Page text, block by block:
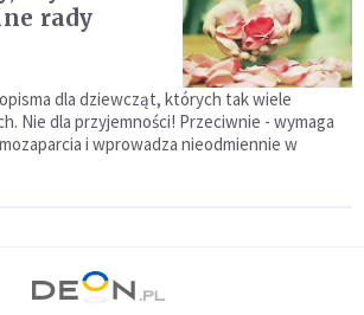
rady
dla dziewcząt, których tak wiele
Nie dla przyjemności! Przeciwnie - wymaga
i wprowadza nieodmiennie w